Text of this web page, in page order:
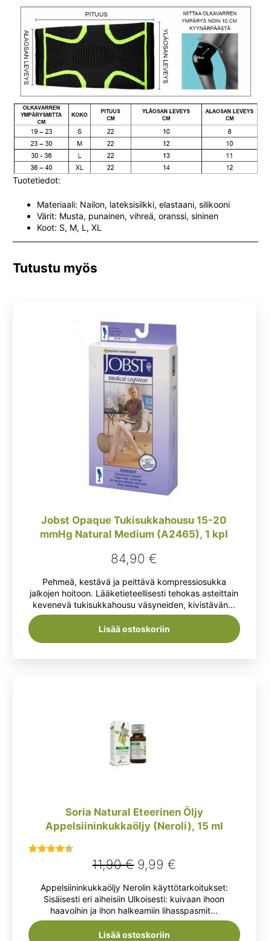
Tuotetiedot:
Materiaali: Nailon, lateksisilkki, elastaani, silikooni
Värit: Musta, punainen, vihreä, oranssi, sininen
Koot: S, M, L, XL
Tutustu myös
Jobst Opaque Tukisukkahousu 15-20
mmHg Natural Medium (A2465), 1 kpl
84,90€
Pehmeä, kestävä ja peittävä kompressiosukka
jalkojen hoitoon. Lääketieteellisesti tehokas asteittain
kevenevä tukisukkahousu väsyneiden, kivistävän...
Lisää ostoskoriin
Soria Natural Eteerinen Öljy
Appelsiininkukkaöljy (Neroli), 15 ml
4.50/ 5
11,90€ Alkuperäinen
hinta
oli:
11,90 €.
9,99€
hinta
on:
9,99 €.
Appelsiininkukkaöljy Nerolin käyttötarkoitukset:
Sisäisesti eri aiheisiin Ulkoisesti: kuivaan ihoon
haavoihin ja ihon halkeamiin lihasspasmit...
Lisää ostoskoriin